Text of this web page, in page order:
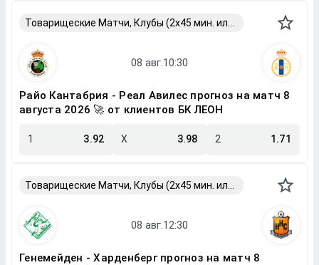
Райо Кантабрия - Реал Авилес прогноз на матч 8
августа 2026 🚀 от клиентов БК ЛЕОН
1 3.92 X 3.98 2 1.71
Генемейден - Харденберг прогноз на матч 8